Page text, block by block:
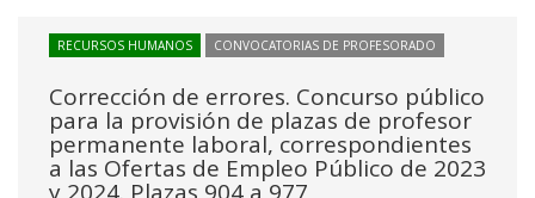
RECURSOS HUMANOS CONVOCATORIAS DE PROFESORADO
Corrección de errores. Concurso público
para la provisión de plazas de profesor
permanente laboral, correspondientes
a las Ofertas de Empleo Público de 2023